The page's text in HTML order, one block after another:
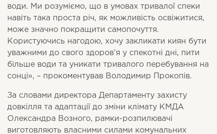
води. Ми розуміємо, що в умовах тривалої спеки
навіть така проста річ, як можливість освіжитися,
може значно покращити самопочуття.
Користуючись нагодою, хочу закликати киян бути
уважними до свого здоров’я у спекотні дні, пити
більше води та уникати тривалого перебування на
сонці», – прокоментував Володимир Прокопів.
За словами директора Департаменту захисту
довкілля та адаптації до зміни клімату КМДА
Олександра Возного, рамки-розпилювачі
виготовляють власними силами комунальних